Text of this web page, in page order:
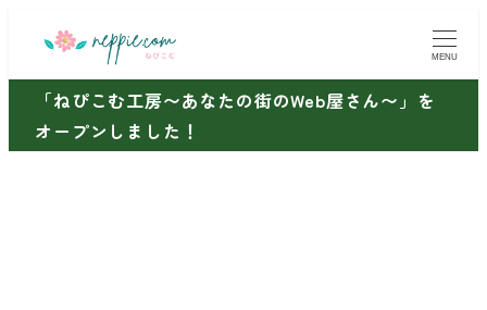
ン
ン
MENU
「ねぴこむ工房〜あなたの街のWeb屋さん〜」を
オープンしました！